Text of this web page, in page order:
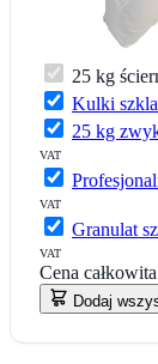
25 kg
Kulki
25 kg
VAT
VAT
Granulat
VAT
Cena
Dodaj